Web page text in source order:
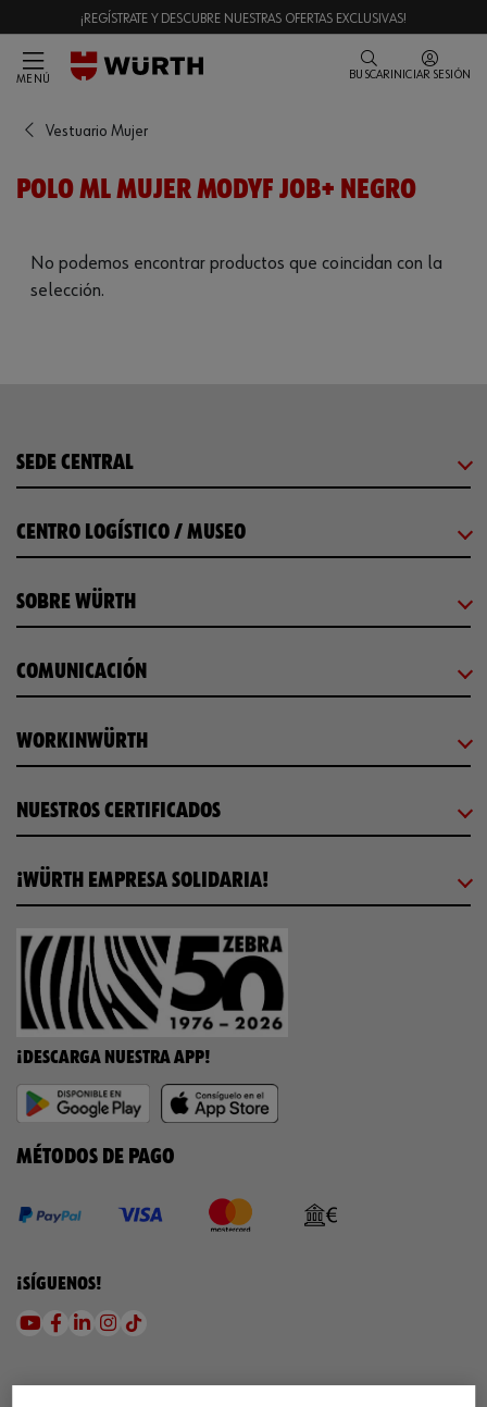
¡REGÍSTRATE Y DESCUBRE NUESTRAS OFERTAS EXCLUSIVAS!
MENÚ BUSCAR INICIAR SESIÓN
Vestuario Mujer
POLO ML MUJER MODYF JOB+ NEGRO
No podemos encontrar productos que coincidan con la
selección.
SEDE CENTRAL
CENTRO LOGÍSTICO / MUSEO
SOBRE WÜRTH
COMUNICACIÓN
WORKINWÜRTH
NUESTROS CERTIFICADOS
¡WÜRTH EMPRESA SOLIDARIA!
¡DESCARGA NUESTRA APP!
MÉTODOS DE PAGO
¡SÍGUENOS!